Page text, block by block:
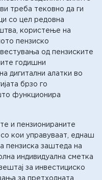
треба тековно да ги
со цел редовна
користење на
пензиско
од пензиските
годишни
дигитални алатки во
брзо го
функционира
и пензионираните
кои управуваат, еднаш
пензиска заштеда на
индивидуална сметка
за инвестициско
за претходната